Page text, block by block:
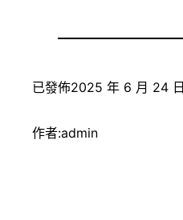
已發佈2025 年 6 月 24 日
作者:admin